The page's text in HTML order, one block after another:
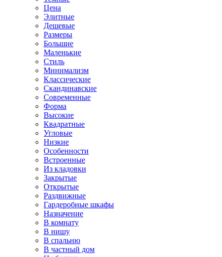
Цена
Элитные
Дешевые
Размеры
Большие
Маленькие
Стиль
Минимализм
Классические
Скандинавские
Современные
Форма
Высокие
Квадратные
Угловые
Низкие
Особенности
Встроенные
Из кладовки
Закрытые
Открытые
Раздвижные
Гардеробные шкафы
Назначение
В комнату
В нишу
В спальню
В частный дом